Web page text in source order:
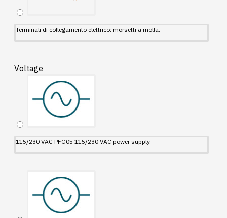
Terminali di collegamento elettrico: morsetti a molla.
Voltage
115/230 VAC PFG05 115/230 VAC power supply.